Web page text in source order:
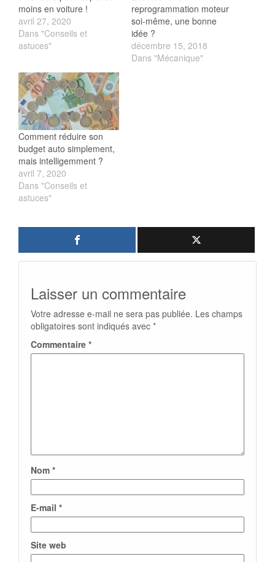
moins en voiture !
avril 27, 2020
Dans "Conseils et
astuces"
reprogrammation moteur
soi-même, une bonne
idée ?
décembre 15, 2018
Dans "Mécanique"
Comment réduire son
budget auto simplement,
mais intelligemment ?
avril 7, 2020
Dans "Conseils et
astuces"
Laisser un commentaire
Votre adresse e-mail ne sera pas publiée. Les champs
obligatoires sont indiqués avec *
Commentaire *
Nom *
E-mail *
Site web